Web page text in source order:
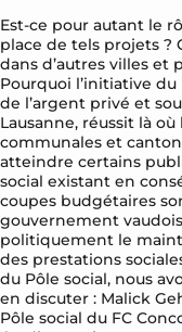
Est-ce pour autant le
place de tels projets ?
dans d’autres villes et
Pourquoi l’initiative
de l’argent privé et
Lausanne, réussit là
communales et
atteindre certains
social existant en
coupes budgétaires
gouvernement
politiquement le
des prestations
du Pôle social, nous
en discuter : Malick
Pôle social du FC